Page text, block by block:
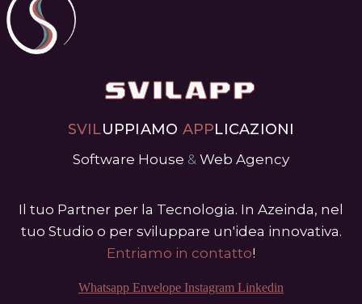
SVILAPP
SVILUPPIAMO APPLICAZIONI
Software House & Web Agency
Il tuo Partner per la Tecnologia. In Azeinda, nel
tuo Studio o per sviluppare un'idea innovativa.
Entriamo in contatto!
Whatsapp Envelope Instagram Linkedin